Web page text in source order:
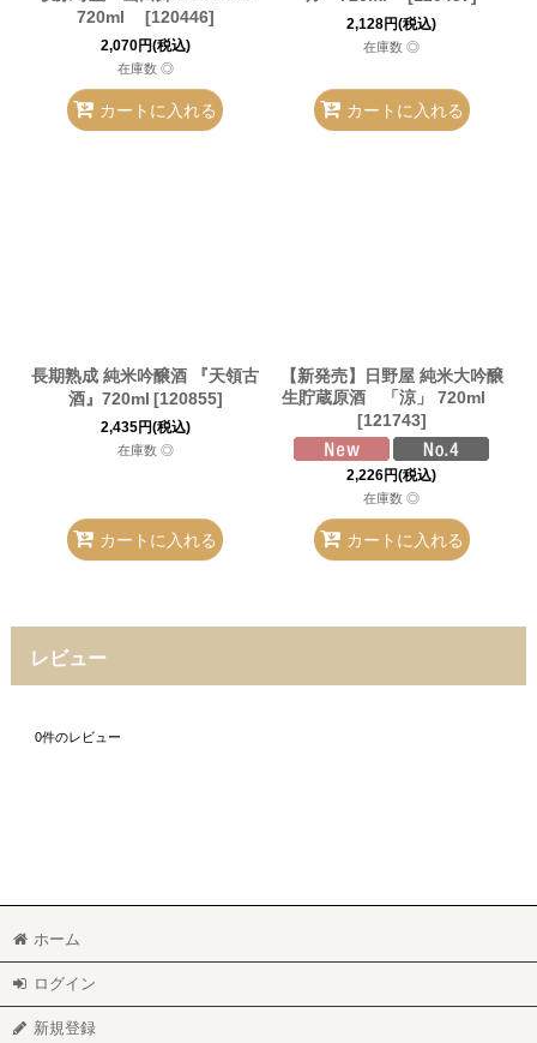
720ml
[120446]
2,070円(税込)
在庫数 ◎
カートに入れる
2,128円(税込)
在庫数 ◎
カートに入れる
長期熟成 純米吟醸酒 『天領古
酒』720ml [120855]
2,435円(税込)
在庫数 ◎
カートに入れる
【新発売】日野屋 純米大吟醸
生貯蔵原酒 「涼」 720ml
[121743]
2,226円(税込)
在庫数 ◎
カートに入れる
レビュー
0件のレビュー
ホーム
ログイン
新規登録